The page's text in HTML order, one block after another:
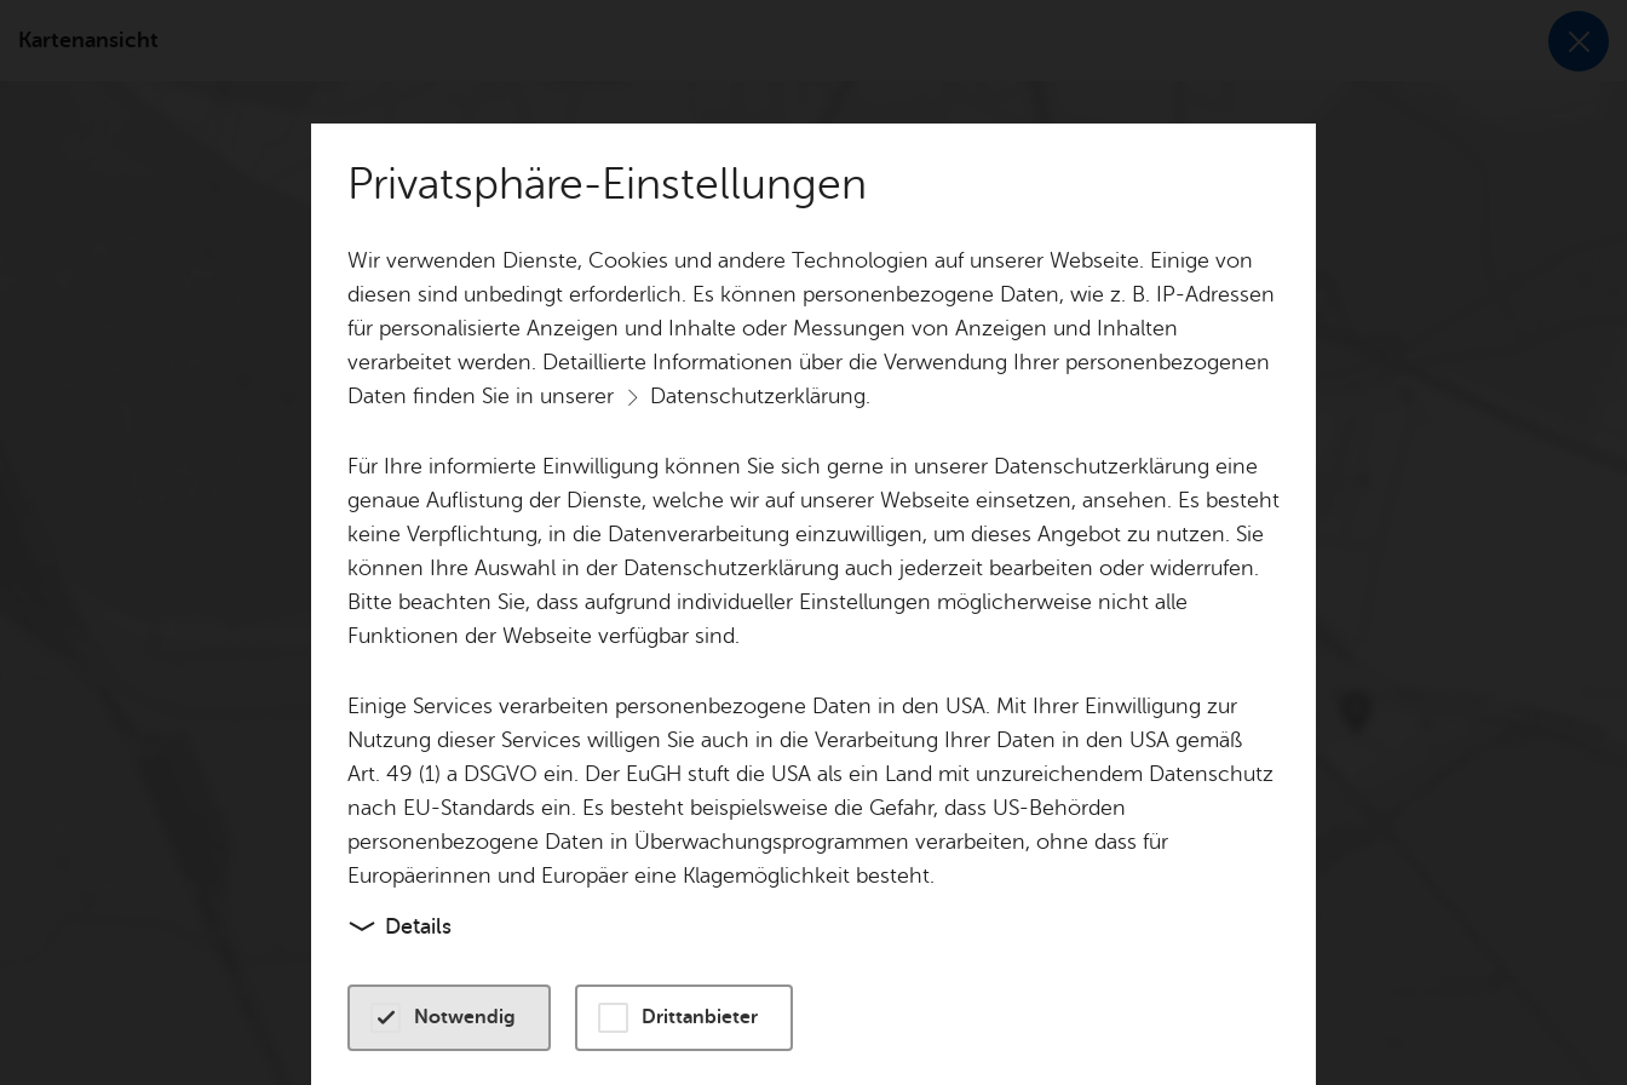
Kartenansicht
Cookie-Hinweis
Zum Laden dieser Karte wird eine Verbindung zu externen Servern hergestellt. Diese verwenden Cookies und
andere Tracking-Technologien, um die Bedienung zu personalisieren und zu verbessern. Weitere Informationen
Cookies akzeptieren und Karte laden
Privatsphäre-Einstellungen
Wir verwenden Dienste, Cookies und andere Technologien auf unserer Webseite. Einige von
diesen sind unbedingt erforderlich. Es können personenbezogene Daten, wie z. B. IP-Adressen
für personalisierte Anzeigen und Inhalte oder Messungen von Anzeigen und Inhalten
verarbeitet werden. Detaillierte Informationen über die Verwendung Ihrer personenbezogenen
Daten finden Sie in unserer
Datenschutzerklärung.
Für Ihre informierte Einwilligung können Sie sich gerne in unserer Datenschutzerklärung eine
genaue Auflistung der Dienste, welche wir auf unserer Webseite einsetzen, ansehen. Es besteht
keine Verpflichtung, in die Datenverarbeitung einzuwilligen, um dieses Angebot zu nutzen. Sie
können Ihre Auswahl in der Datenschutzerklärung auch jederzeit bearbeiten oder widerrufen.
Bitte beachten Sie, dass aufgrund individueller Einstellungen möglicherweise nicht alle
Funktionen der Webseite verfügbar sind.
Einige Services verarbeiten personenbezogene Daten in den USA. Mit Ihrer Einwilligung zur
Nutzung dieser Services willigen Sie auch in die Verarbeitung Ihrer Daten in den USA gemäß
Art. 49 (1) a DSGVO ein. Der EuGH stuft die USA als ein Land mit unzureichendem Datenschutz
nach EU-Standards ein. Es besteht beispielsweise die Gefahr, dass US-Behörden
personenbezogene Daten in Überwachungsprogrammen verarbeiten, ohne dass für
Europäerinnen und Europäer eine Klagemöglichkeit besteht.
Details
Notwendig Drittanbieter